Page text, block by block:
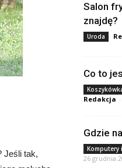
Jeśli tak,
Salon
znajdę?
Uroda
Co to
Redakcja -
Gdzie
Komputery
26 grudnia